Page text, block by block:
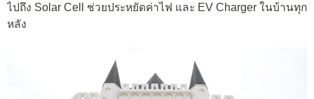
ไปถึง Solar Cell ช่วยประหยัดค่าไฟ และ EV Charger ในบ้านทุก
หลัง